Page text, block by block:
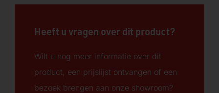
Heeft u vragen over dit product?
Wilt u nog meer informatie over dit
product, een prijslijst ontvangen of een
bezoek brengen aan onze showroom?